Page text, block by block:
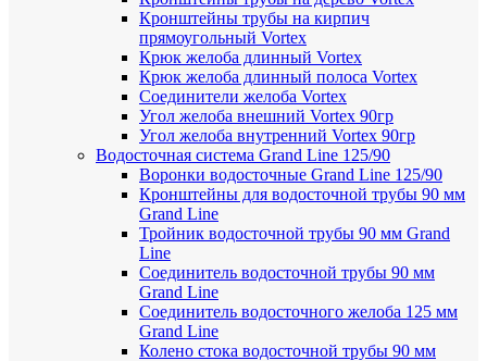
Кронштейны трубы на кирпич
прямоугольный Vortex
Крюк желоба длинный Vortex
Крюк желоба длинный полоса Vortex
Соединители желоба Vortex
Угол желоба внешний Vortex 90гр
Угол желоба внутренний Vortex 90гр
Водосточная система Grand Line 125/90
Воронки водосточные Grand Line 125/90
Кронштейны для водосточной трубы 90 мм
Grand Line
Тройник водосточной трубы 90 мм Grand
Line
Соединитель водосточной трубы 90 мм
Grand Line
Соединитель водосточного желоба 125 мм
Grand Line
Колено стока водосточной трубы 90 мм